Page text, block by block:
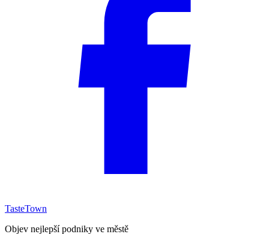
TasteTown
Objev nejlepší podniky ve městě